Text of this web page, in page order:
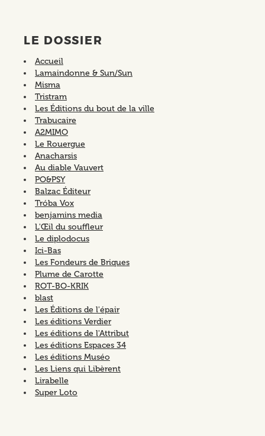
LE DOSSIER
Accueil
Lamaindonne & Sun/Sun
Misma
Tristram
Les Éditions du bout de la ville
Trabucaire
A2MIMO
Le Rouergue
Anacharsis
Au diable Vauvert
PO&PSY
Balzac Éditeur
Tróba Vox
benjamins media
L'Œil du souffleur
Le diplodocus
Ici-Bas
Les Fondeurs de Briques
Plume de Carotte
ROT-BO-KRIK
blast
Les Éditions de l'épair
Les éditions Verdier
Les éditions de l'Attribut
Les éditions Espaces 34
Les éditions Muséo
Les Liens qui Libèrent
Lirabelle
Super Loto